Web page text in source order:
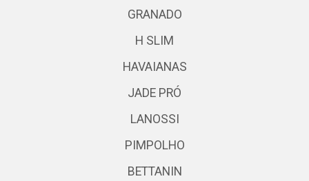
GRANADO
H SLIM
HAVAIANAS
JADE PRÓ
LANOSSI
PIMPOLHO
BETTANIN